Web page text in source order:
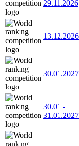
29.11.2026
13.12.2026
30.01.2027
30.01 -
31.01.2027